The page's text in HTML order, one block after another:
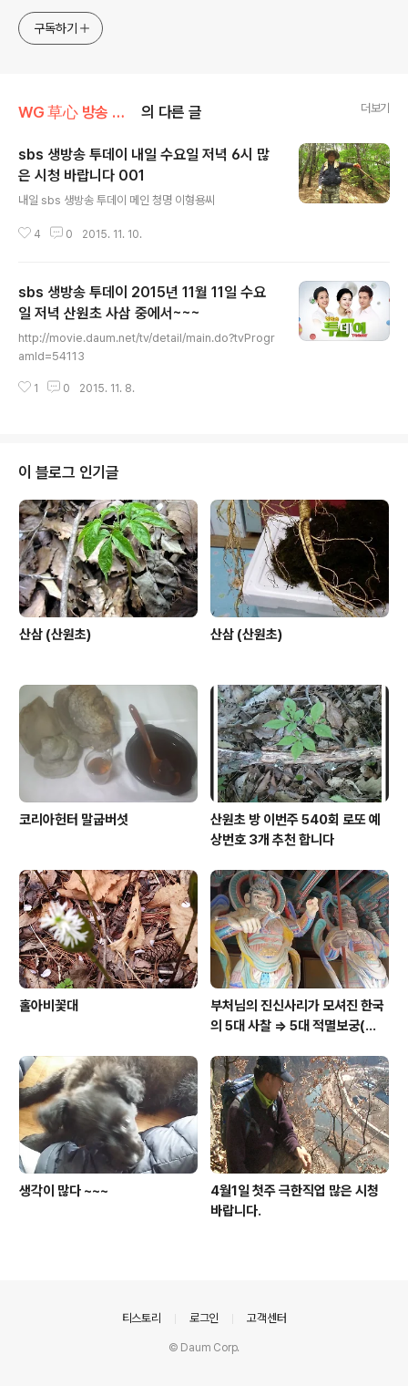
구독하기
WG 草心 방송 출연 기록 정보 의 다른 글 더보기
sbs 생방송 투데이 내일 수요일 저녁 6시 많
은 시청 바랍니다 001
내일 sbs 생방송 투데이 메인 청명 이형용씨
4 0 2015. 11. 10.
sbs 생방송 투데이 2015년 11월 11일 수요
일 저녁 산원초 사삼 중에서~~~
http://movie.daum.net/tv/detail/main.do?tvProgr
amId=54113
1 0 2015. 11. 8.
이 블로그 인기글
산삼 (산원초) 산삼 (산원초)
코리아헌터 말굽버섯
산원초 방 이번주 540회 로또 예
상번호 3개 추천 합니다
홀아비꽃대
부처님의 진신사리가 모셔진 한국
의 5대 사찰 => 5대 적멸보궁(寂
생각이 많다 ~~~
4월1일 첫주 극한직업 많은 시청
바랍니다.
티스토리 로그인 고객센터
© Daum Corp.